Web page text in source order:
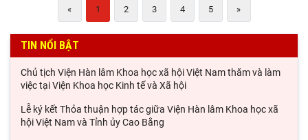
« 1 2 3 4 5 »
TIN NỔI BẬT
Chủ tịch Viện Hàn lâm Khoa học xã hội Việt Nam thăm và làm
việc tại Viện Khoa học Kinh tế và Xã hội
Lễ ký kết Thỏa thuận hợp tác giữa Viện Hàn lâm Khoa học xã
hội Việt Nam và Tỉnh ủy Cao Bằng